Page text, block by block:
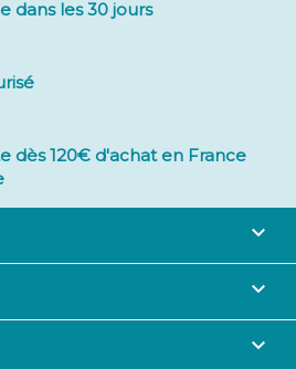
dans les 30 jours
dès 120€ d'achat en France


